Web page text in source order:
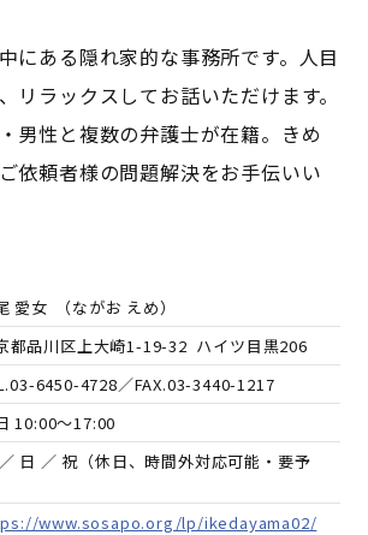
にある隠れ家的な事務所です。人目
リラックスしてお話いただけます。
男性と複数の弁護士が在籍。きめ
依頼者様の問題解決をお手伝いい
愛女 （ながお えめ）
都品川区上大崎1-19-32 ハイツ目黒206
03-6450-4728／FAX.03-3440-1217
10:00～17:00
日 ／ 祝（休日、時間外対応可能・要予
www.sosapo.org/lp/ikedayama02/